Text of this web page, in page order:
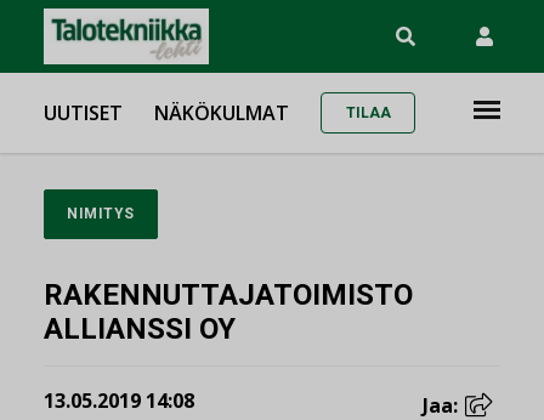
UUTISET NÄKÖKULMAT TILAA
NIMITYS
RAKENNUTTAJATOIMISTO
ALLIANSSI OY
13.05.2019 14:08 Jaa: